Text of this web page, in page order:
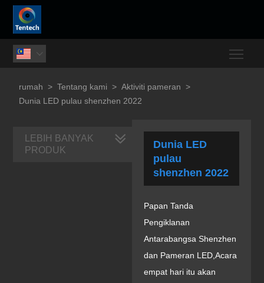

rumah > Tentang kami > Aktiviti pameran >
Dunia LED pulau shenzhen 2022
Dunia LED
pulau
shenzhen 2022
Papan Tanda
Pengiklanan
Antarabangsa Shenzhen
dan Pameran LED, Acara
empat hari itu akan
LEBIH BANYAK
PRODUK